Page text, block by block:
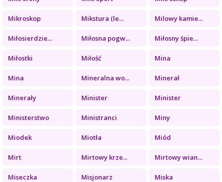
Mikroskop Mikstura (le... Milowy kamie...
Miłosierdzie... Miłosna pogw... Miłosny śpie...
Miłostki Miłość Mina
Mina Mineralna wo... Minerał
Minerały Minister Minister
Ministerstwo Ministranci Miny
Miodek Miotła Miód
Mirt Mirtowy krze... Mirtowy wian...
Miseczka Misjonarz Miska